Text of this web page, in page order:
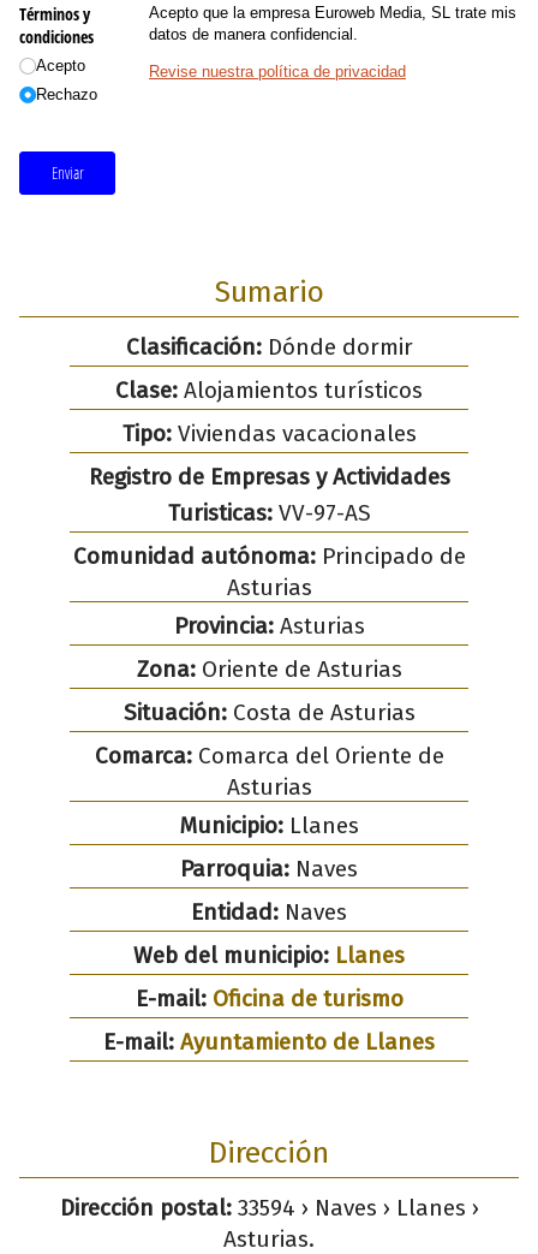
Términos y
condiciones
Acepto
Rechazo
Acepto que la empresa Euroweb Media, SL trate mis
datos de manera confidencial.
Revise nuestra política de privacidad
Enviar
Sumario
Clasificación:Dónde dormir
Clase: Alojamientos turísticos
Tipo:Viviendas vacacionales
Registro de Empresas y Actividades
Turisticas:VV-97-AS
Comunidad autónoma:Principado de
Asturias
Provincia:Asturias
Zona:Oriente de Asturias
Situación:Costa de Asturias
Comarca:Comarca del Oriente de
Asturias
Municipio: Llanes
Parroquia: Naves
Entidad: Naves
Web del municipio: Llanes
E-mail: Oficina de turismo
E-mail: Ayuntamiento de Llanes
Dirección
Dirección postal:33594 › Naves › Llanes ›
Asturias.